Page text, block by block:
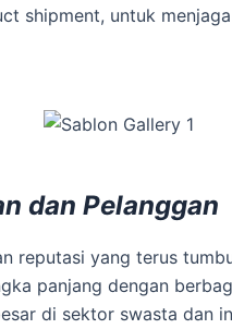
shipment, untuk
dan Pelanggan
reputasi yang terus
panjang dengan
di sektor swasta dan